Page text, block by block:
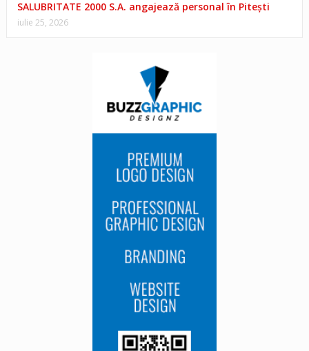
SALUBRITATE 2000 S.A. angajează personal în Pitești
iulie 25, 2026